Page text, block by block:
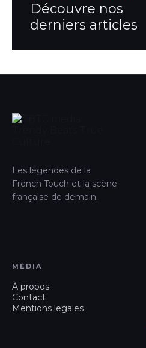
Découvre nos
derniers articles
Les légendes de la
French Touch et la scène
française de demain.
MÉDIA
À propos
Contact
Mentions legales